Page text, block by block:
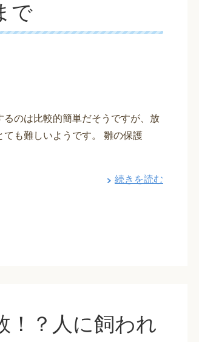
で
るのは比較的簡単だそうですが、放
ても難しいようです。 雛の保護
続きを読む
！？人に飼われ